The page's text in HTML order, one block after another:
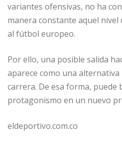
variantes ofensivas, no ha
manera constante aquel nivel
al fútbol europeo.
Por ello, una posible salida
aparece como una
carrera. De esa forma, puede
protagonismo en un nuevo
eldeportivo.com.co